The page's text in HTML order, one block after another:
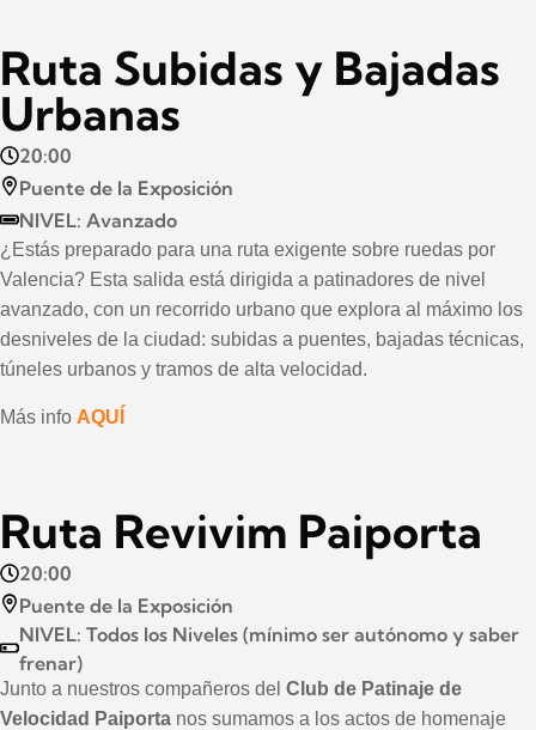
Ruta Subidas y Bajadas
Urbanas
20:00
Puente de la Exposición
NIVEL: Avanzado
¿Estás preparado para una ruta exigente sobre ruedas por
Valencia? Esta salida está dirigida a patinadores de nivel
avanzado, con un recorrido urbano que explora al máximo los
desniveles de la ciudad: subidas a puentes, bajadas técnicas,
túneles urbanos y tramos de alta velocidad.
Más info AQUÍ
Ruta Revivim Paiporta
20:00
Puente de la Exposición
NIVEL: Todos los Niveles (mínimo ser autónomo y saber
frenar)
Junto a nuestros compañeros del Club de Patinaje de
Velocidad Paiporta nos sumamos a los actos de homenaje